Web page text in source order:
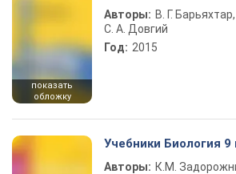
показать
обложку
Авторы: В. Г.
С. А. Довгий
Год: 2015
Учебники Биология 9
Авторы: К.М.